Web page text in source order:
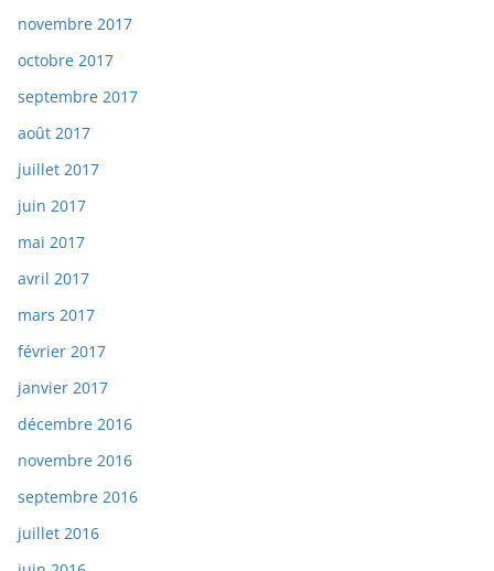
novembre 2017
octobre 2017
septembre 2017
août 2017
juillet 2017
juin 2017
mai 2017
avril 2017
mars 2017
février 2017
janvier 2017
décembre 2016
novembre 2016
septembre 2016
juillet 2016